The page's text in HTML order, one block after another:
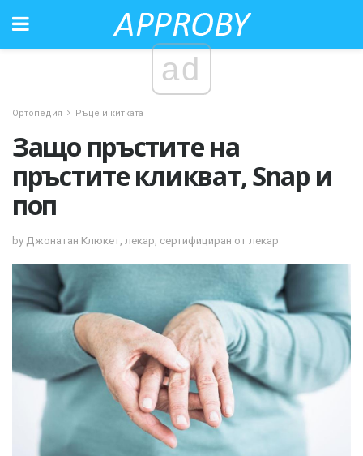
ad
Ортопедия Ръце и китката
Защо пръстите на
пръстите кликват, Snap и
поп
by Джонатан Клюкет, лекар, сертифициран от лекар